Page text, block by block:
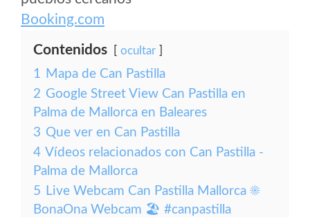
Booking.com
Contenidos ocultar
1 Mapa de Can Pastilla
2 Google Street View Can Pastilla en
Palma de Mallorca en Baleares
3 Que ver en Can Pastilla
4 Vídeos relacionados con Can Pastilla -
Palma de Mallorca
5 Live Webcam Can Pastilla Mallorca ☀️
BonaOna Webcam 🏖️ #canpastilla